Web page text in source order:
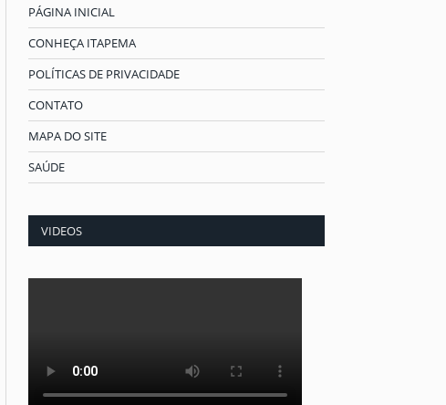
PÁGINA INICIAL
CONHEÇA ITAPEMA
POLÍTICAS DE PRIVACIDADE
CONTATO
MAPA DO SITE
SAÚDE
VIDEOS